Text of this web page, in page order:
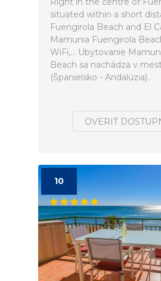
situated within a short
Fuengirola Beach and El
Mamunia Fuengirola
WiFi,... Ubytovanie
Beach sa nachádza v
(Španielsko - Andalúzia).
OVERIŤ
10